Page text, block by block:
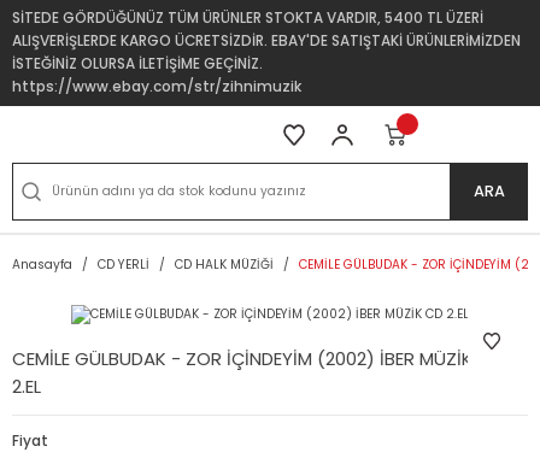
SİTEDE GÖRDÜĞÜNÜZ TÜM ÜRÜNLER STOKTA VARDIR, 5400 TL ÜZERİ
ALIŞVERİŞLERDE KARGO ÜCRETSİZDİR. EBAY'DE SATIŞTAKİ ÜRÜNLERİMİZDEN
İSTEĞİNİZ OLURSA İLETİŞİME GEÇİNİZ.
https://www.ebay.com/str/zihnimuzik
ARA
Anasayfa CD YERLİ CD HALK MÜZİĞİ CEMİLE GÜLBUDAK - ZOR İÇİNDEYİM
CEMİLE GÜLBUDAK - ZOR İÇİNDEYİM (2002) İBER MÜZİK CD
2.EL
Fiyat